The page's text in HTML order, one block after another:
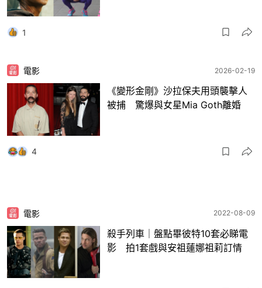
1
電影 2026-02-19
《變形金剛》沙拉保夫用頭襲擊人
被捕 驚爆與女星Mia Goth離婚
4
電影 2022-08-09
殺手列車｜盤點畢彼特10套必睇電
影 拍1套戲與安祖蓮娜祖莉訂情